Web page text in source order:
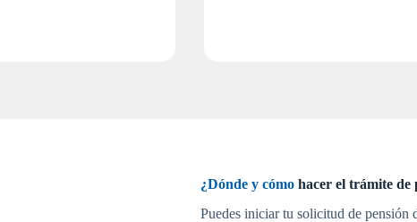
¿Dónde y cómo hacer el trámite de
Puedes iniciar tu solicitud de pensión